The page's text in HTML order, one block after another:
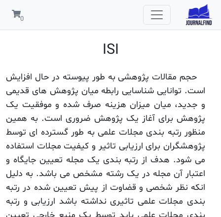
ISI
حجم مقالات پژوهشی به طور پیوسته در حال افزایش
است. توانایی شناسایی رابطه میان پژوهش های قدیمی
و جدید، میان میزان هزینه صرف شده و موفقیت یک
پژوهش برای آغاز یک پژوهش ضروری است. به همین
منظور رتبه بندی مجلات علمی به طور گسترده ای توسط
پژوهشگران برای ارزیابی تاثیر و کیفیت مجلات استفاده
می شود. هدف از رتبه بندی یک مجله تعیین جایگاه و
اعتبار آن مجله در یک رشته مشخص می باشد. به دلیل
انکه نظر شخصی و قضاوت از پیش تعیین شده در رتبه
بندی مجلات علمی تاثیری نداشته باشد ارزیابی و رتبه